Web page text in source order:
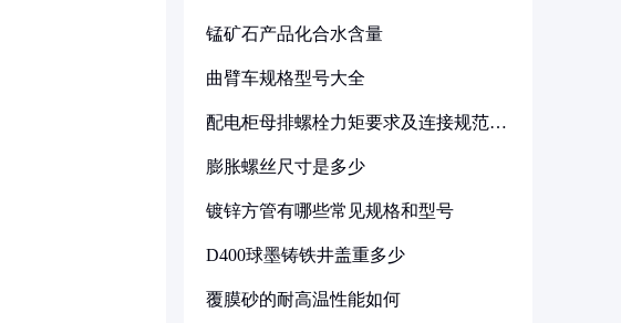
锰矿石产品化合水含量
曲臂车规格型号大全
配电柜母排螺栓力矩要求及连接规范详
膨胀螺丝尺寸是多少
镀锌方管有哪些常见规格和型号
D400球墨铸铁井盖重多少
覆膜砂的耐高温性能如何